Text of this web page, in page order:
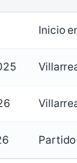
Inicio